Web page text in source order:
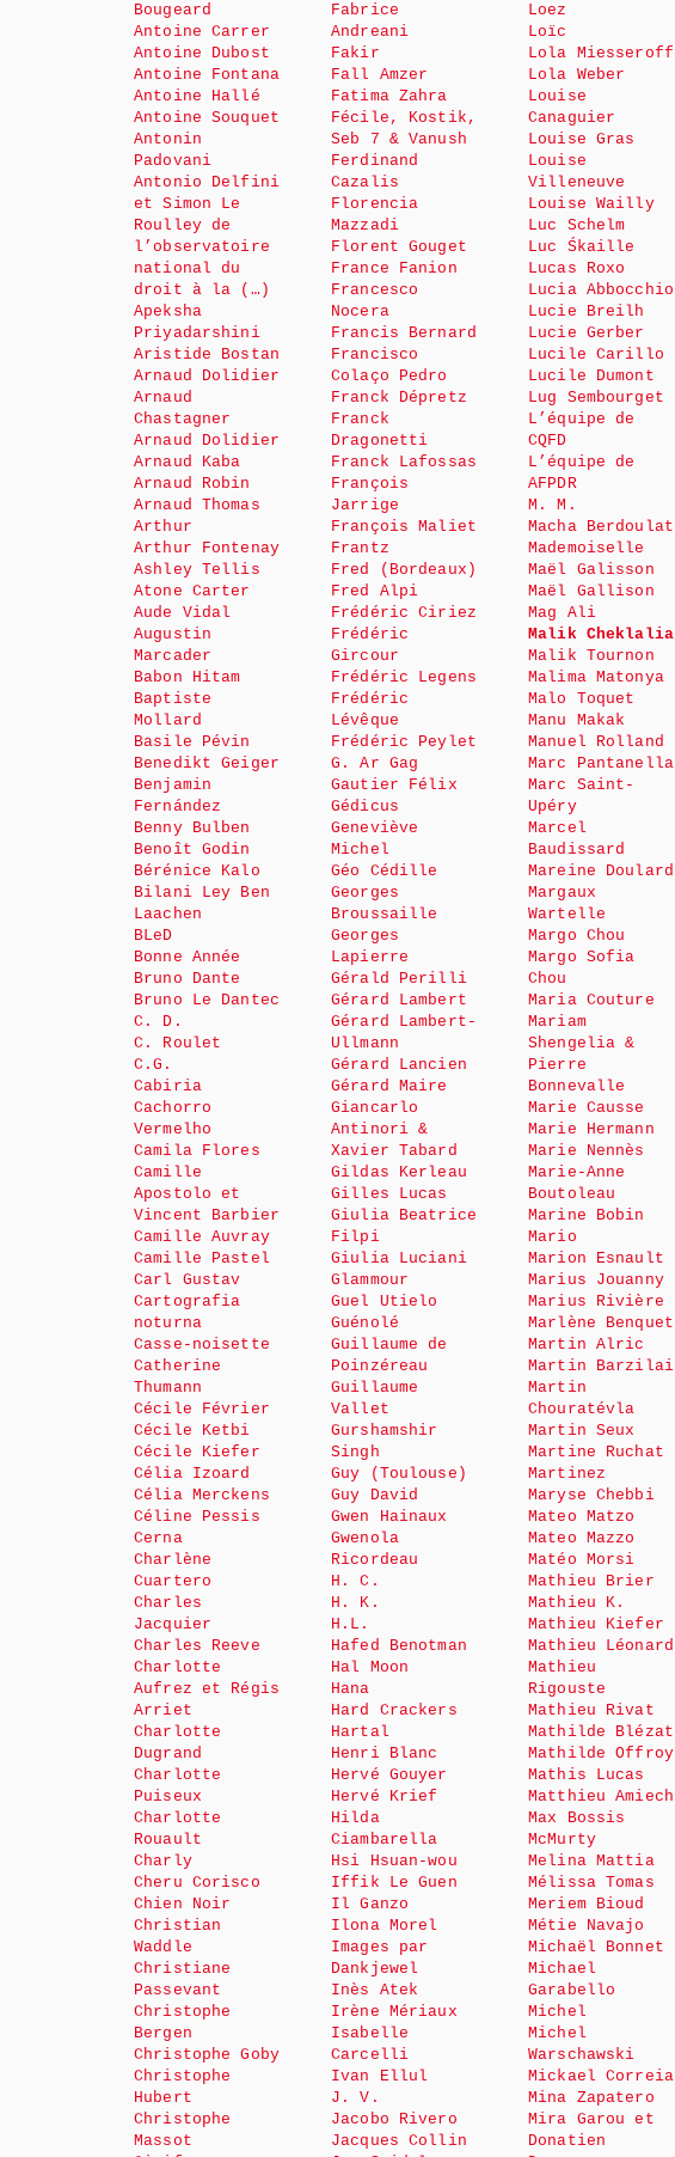
Bougeard
Antoine Carrer
Antoine Dubost
Antoine Fontana
Antoine Hallé
Antoine Souquet
Antonin
Padovani
Antonio Delfini
et Simon Le
Roulley de
l’observatoire
national du
droit à la (…)
Apeksha
Priyadarshini
Aristide Bostan
Arnaud Dolidier
Arnaud
Chastagner
Arnaud Dolidier
Arnaud Kaba
Arnaud Robin
Arnaud Thomas
Arthur
Arthur Fontenay
Ashley Tellis
Atone Carter
Aude Vidal
Augustin
Marcader
Babon Hitam
Baptiste
Mollard
Basile Pévin
Benedikt Geiger
Benjamin
Fernández
Benny Bulben
Benoît Godin
Bérénice Kalo
Bilani Ley Ben
Laachen
BLeD
Bonne Année
Bruno Dante
Bruno Le Dantec
C. D.
C. Roulet
C.G.
Cabiria
Cachorro
Vermelho
Camila Flores
Camille
Apostolo et
Vincent Barbier
Camille Auvray
Camille Pastel
Carl Gustav
Cartografia
noturna
Casse-noisette
Catherine
Thumann
Cécile Février
Cécile Ketbi
Cécile Kiefer
Célia Izoard
Célia Merckens
Céline Pessis
Cerna
Charlène
Cuartero
Charles
Jacquier
Charles Reeve
Charlotte
Aufrez et Régis
Arriet
Charlotte
Dugrand
Charlotte
Puiseux
Charlotte
Rouault
Charly
Cheru Corisco
Chien Noir
Christian
Waddle
Christiane
Passevant
Christophe
Bergen
Christophe Goby
Christophe
Hubert
Christophe
Massot
Fabrice
Andreani
Fakir
Fall Amzer
Fatima Zahra
Fécile, Kostik,
Seb 7 & Vanush
Ferdinand
Cazalis
Florencia
Mazzadi
Florent Gouget
France Fanion
Francesco
Nocera
Francis Bernard
Francisco
Colaço Pedro
Franck Dépretz
Franck
Dragonetti
Franck Lafossas
François
Jarrige
François Maliet
Frantz
Fred (Bordeaux)
Fred Alpi
Frédéric Ciriez
Frédéric
Gircour
Frédéric Legens
Frédéric
Lévêque
Frédéric Peylet
G. Ar Gag
Gautier Félix
Gédicus
Geneviève
Michel
Géo Cédille
Georges
Broussaille
Georges
Lapierre
Gérald Perilli
Gérard Lambert
Gérard Lambert-
Ullmann
Gérard Lancien
Gérard Maire
Giancarlo
Antinori &
Xavier Tabard
Gildas Kerleau
Gilles Lucas
Giulia Beatrice
Filpi
Giulia Luciani
Glammour
Guel Utielo
Guénolé
Guillaume de
Poinzéreau
Guillaume
Vallet
Gurshamshir
Singh
Guy (Toulouse)
Guy David
Gwen Hainaux
Gwenola
Ricordeau
H. C.
H. K.
H.L.
Hafed Benotman
Hal Moon
Hana
Hard Crackers
Hartal
Henri Blanc
Hervé Gouyer
Hervé Krief
Hilda
Ciambarella
Hsi Hsuan-wou
Iffik Le Guen
Il Ganzo
Ilona Morel
Images par
Dankjewel
Inès Atek
Irène Mériaux
Isabelle
Carcelli
Ivan Ellul
J. V.
Jacobo Rivero
Jacques Collin
Loez
Loïc
Lola Miesseroff
Lola Weber
Louise
Canaguier
Louise Gras
Louise
Villeneuve
Louise Wailly
Luc Schelm
Luc Śkaille
Lucas Roxo
Lucia Abbocchio
Lucie Breilh
Lucie Gerber
Lucile Carillo
Lucile Dumont
Lug Sembourget
L’équipe de
CQFD
L’équipe de
AFPDR
M. M.
Macha Berdoulat
Mademoiselle
Maël Galisson
Maël Gallison
Mag Ali
Malik Cheklalia
Malik Tournon
Malima Matonya
Malo Toquet
Manu Makak
Manuel Rolland
Marc Pantanella
Marc Saint-
Upéry
Marcel
Baudissard
Mareine Doulard
Margaux
Wartelle
Margo Chou
Margo Sofia
Chou
Maria Couture
Mariam
Shengelia &
Pierre
Bonnevalle
Marie Causse
Marie Hermann
Marie Nennès
Marie-Anne
Boutoleau
Marine Bobin
Mario
Marion Esnault
Marius Jouanny
Marius Rivière
Marlène Benquet
Martin Alric
Martin Barzilai
Martin
Chouratévla
Martin Seux
Martine Ruchat
Martinez
Maryse Chebbi
Mateo Matzo
Mateo Mazzo
Matéo Morsi
Mathieu Brier
Mathieu K.
Mathieu Kiefer
Mathieu Léonard
Mathieu
Rigouste
Mathieu Rivat
Mathilde Blézat
Mathilde Offroy
Mathis Lucas
Matthieu Amiech
Max Bossis
McMurty
Melina Mattia
Mélissa Tomas
Meriem Bioud
Métie Navajo
Michaël Bonnet
Michael
Garabello
Michel
Michel
Warschawski
Mickael Correia
Mina Zapatero
Mira Garou et
Donatien